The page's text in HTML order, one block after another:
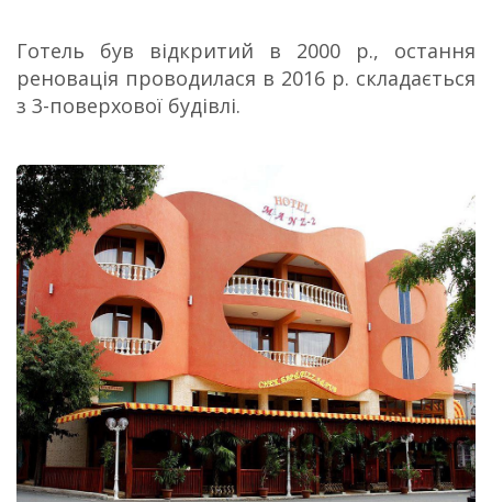
Готель був відкритий в 2000 р., остання
реновація проводилася в 2016 р. складається
з 3-поверхової будівлі.